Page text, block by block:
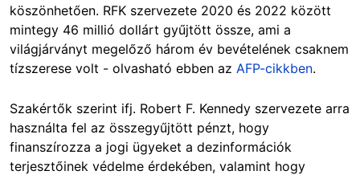
köszönhetően. RFK szervezete 2020 és 2022 között
mintegy 46 millió dollárt gyűjtött össze, ami a
világjárványt megelőző három év bevételének csaknem
tízszerese volt - olvasható ebben az AFP-cikkben.
Szakértők szerint ifj. Robert F. Kennedy szervezete arra
használta fel az összegyűjtött pénzt, hogy
finanszírozza a jogi ügyeket a dezinformációk
terjesztőinek védelme érdekében, valamint hogy